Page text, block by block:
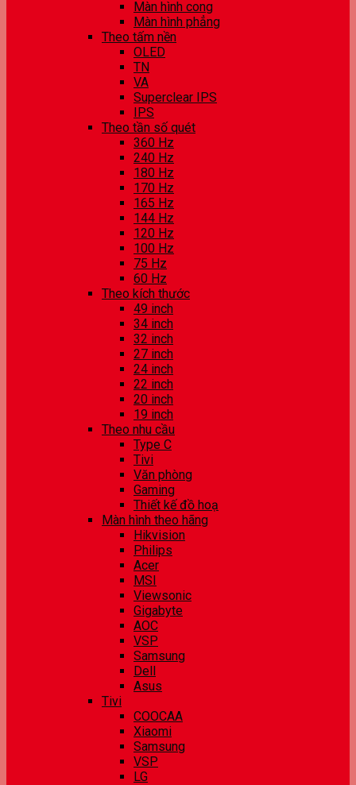
Màn hình cong
Màn hình phẳng
Theo tấm nền
OLED
TN
VA
Superclear IPS
IPS
Theo tần số quét
360 Hz
240 Hz
180 Hz
170 Hz
165 Hz
144 Hz
120 Hz
100 Hz
75 Hz
60 Hz
Theo kích thước
49 inch
34 inch
32 inch
27 inch
24 inch
22 inch
20 inch
19 inch
Theo nhu cầu
Type C
Tivi
Văn phòng
Gaming
Thiết kế đồ hoạ
Màn hình theo hãng
Hikvision
Philips
Acer
MSI
Viewsonic
Gigabyte
AOC
VSP
Samsung
Dell
Asus
Tivi
COOCAA
Xiaomi
Samsung
VSP
LG